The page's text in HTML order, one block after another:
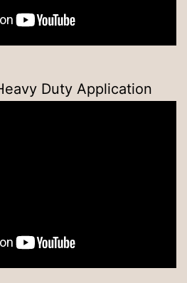
Duty Application